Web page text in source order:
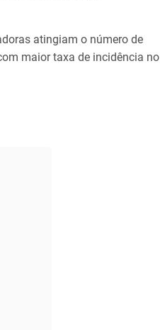
atingiam o número de
maior taxa de incidência no